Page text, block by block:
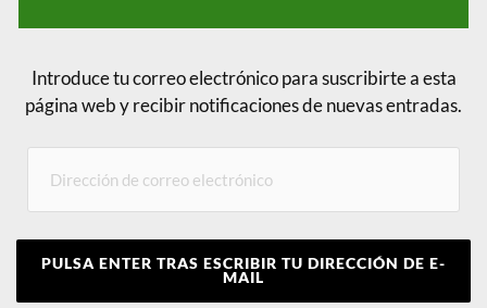
Introduce tu correo electrónico para suscribirte a esta
página web y recibir notificaciones de nuevas entradas.
PULSA ENTER TRAS ESCRIBIR TU DIRECCIÓN DE E-
MAIL